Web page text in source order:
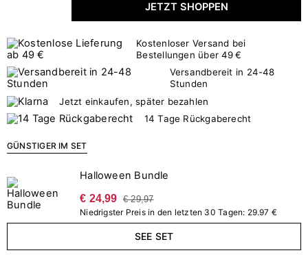
JETZT SHOPPEN
Kostenloser Versand bei
Bestellungen über 49 €
Versandbereit in 24-48
Stunden
Jetzt einkaufen, später bezahlen
14 Tage Rückgaberecht
GÜNSTIGER IM SET
Halloween Bundle
€ 24,99 € 29,97
Niedrigster Preis in den letzten 30 Tagen: 29.97 €
SEE SET